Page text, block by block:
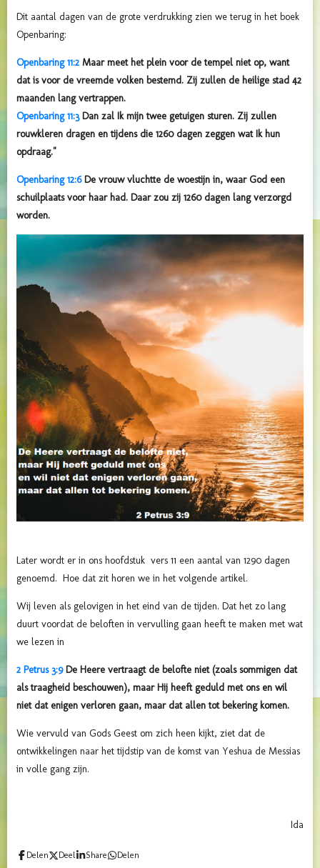
Dit aantal dagen van de grote verdrukking zien we terug in het boek
Openbaring:
Openbaring 11:2 Maar meet het plein voor de tempel niet op, want
dat is voor de vreemde volken bestemd. Zij zullen de heilige stad 42
maanden lang vertrappen.
Openbaring 11:3Dan zal Ik mijn twee getuigen sturen. Zij zullen
rouwkleren dragen en tijdens die 1260 dagen zeggen wat Ik hun
opdraag."
Openbaring 12:6De vrouw vluchtte de woestijn in, waar God een
schuilplaats voor haar had. Daar zou zij 1260 dagen lang verzorgd
worden.
Later wordt er in ons hoofdstuk vers 11 een aantal van 1290 dagen
genoemd. Hoe dat zit horen we in het volgende artikel.
Wij leven als gelovigen in het eind van de tijden. Dat het zo lang
duurt voordat de beloften in vervulling gaan heeft te maken met wat
we lezen in
2 Petrus 3:9De Heere vertraagt de belofte niet (zoals sommigen dat
als traagheid beschouwen), maar Hij heeft geduld met ons en wil
niet dat enigen verloren gaan, maar dat allen tot bekering komen.
Wie vervuld van Gods Geest om zich heen kijkt, ziet dat de
ontwikkelingen naar het tijdstip van de komst van Yeshua de Messias
in volle gang zijn.
Ida
Delen Deel Share Delen